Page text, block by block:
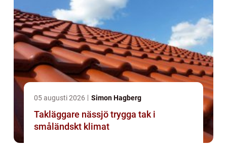
05 augusti 2026 Simon Hagberg
Takläggare nässjö trygga tak i
småländskt klimat